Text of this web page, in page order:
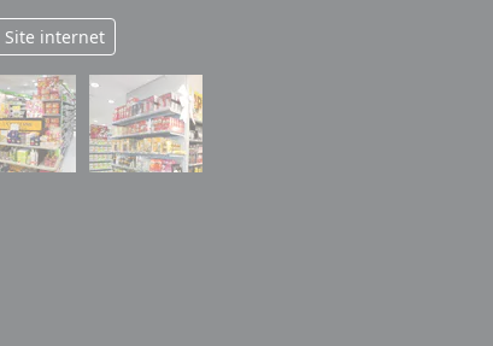
Site internet